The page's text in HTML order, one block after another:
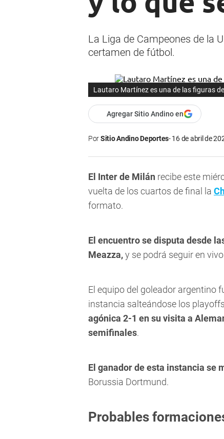
La Liga de Campeones de la
certamen de fútbol.
Lautaro Martínez es una de las figuras
Agregar Sitio Andino en
PorSitio Andino Deportes 16 de abril de
El Inter de Milán recibe este
vuelta de los cuartos de final la
formato.
El encuentro se disputa desde
Meazza,y se podrá seguir en
El equipo del goleador argentino
instancia salteándose los
agónica 2-1 en su visita a
semifinales.
El ganador de esta instancia se
Borussia Dortmund.
Probables